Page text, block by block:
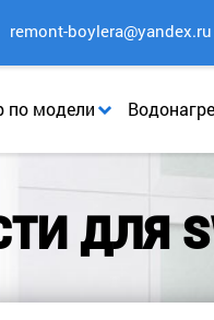
по модели
remont-boylera@yandex.ru
ДЛЯ